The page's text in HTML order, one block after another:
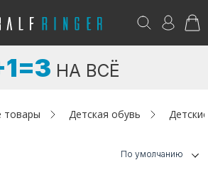
club@ralf.ru
НА ВСЁ
товары Детская обувь
По умолчанию